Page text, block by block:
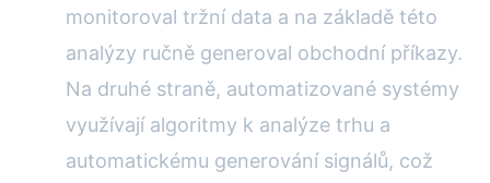
monitoroval tržní data a na základě této
analýzy ručně generoval obchodní příkazy.
Na druhé straně, automatizované systémy
využívají algoritmy k analýze trhu a
automatickému generování signálů, což